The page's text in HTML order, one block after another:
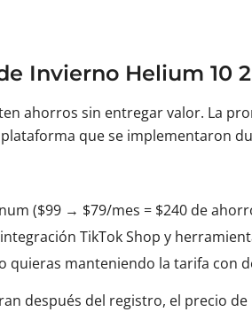
Invierno Helium 10
ahorros sin entregar valor. La
que se implementaron
($99 → $79/mes = $240 de
TikTok Shop y
quieras manteniendo la tarifa con
después del registro, el precio